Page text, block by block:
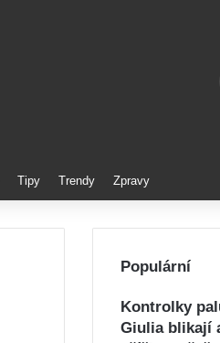
Tipy Trendy Zpravy
Populární
Kontrolky
Giulia blikají